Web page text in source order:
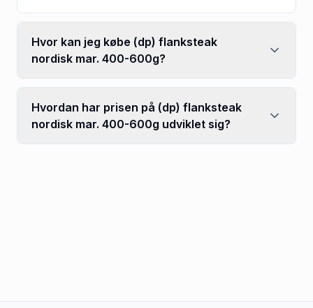
Hvor kan jeg købe (dp) flanksteak
nordisk mar. 400-600g?
Hvordan har prisen på (dp) flanksteak
nordisk mar. 400-600g udviklet sig?